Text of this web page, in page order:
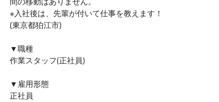
※入社後は、先輩が付いて仕事を教えます！
(東京都狛江市)
▼職種
作業スタッフ(正社員)
▼雇用形態
正社員